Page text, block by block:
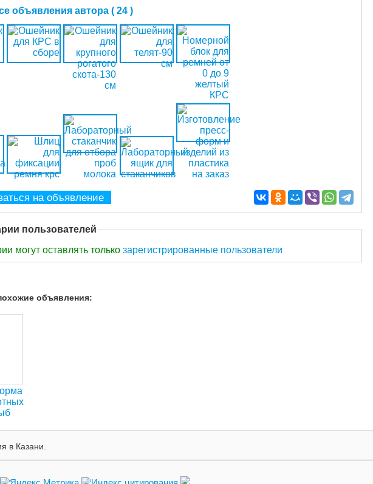
объявления автора ( 24 )
на объявление
пользователей
могут оставлять только зарегистрированные пользователи
объявления:
в Казани.